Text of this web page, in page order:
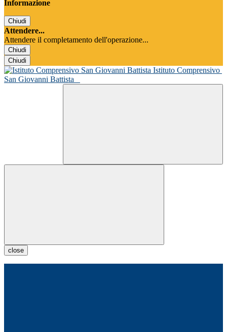
Informazione
Chiudi
Attendere...
Attendere il completamento dell'operazione...
Chiudi
Chiudi
Istituto Comprensivo
San Giovanni Battista
close